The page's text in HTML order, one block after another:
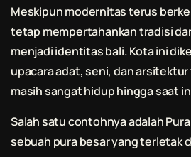
Meskipun modernitas terus
tetap mempertahankan tradisi
menjadi identitasbali. Kota ini
upacara adat, seni, dan
masih sangat hidup hingga saat
Salah satu contohnya adalah
sebuah pura besar yang terletak